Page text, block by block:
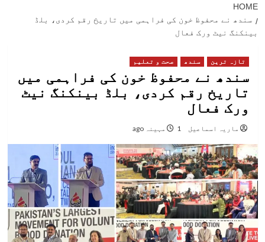
HOME
سندھ نے محفوظ خون کی فراہمی میں تاریخ رقم کردی، بلڈ
بینکنگ نیٹ ورک فعال
تازہ ترین سندھ صحت و تعلیم
سندھ نے محفوظ خون کی فراہمی میں
تاریخ رقم کردی، بلڈ بینکنگ نیٹ
ورک فعال
ماریہ اسماعیل 1 مہینہ ago